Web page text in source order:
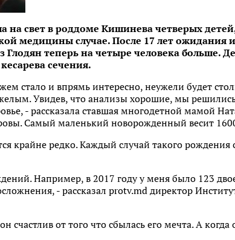
на свет в роддоме Кишинева четверых
медицины случае. После 17 лет ожидания
Глодян теперь на четыре человека больше.
сечения.
стало и впрямь интересно, неужели будет
Увидев, что анализы хорошие, мы
- рассказала ставшая многодетной мамой
Самый маленький новорожденный весит
крайне редко. Каждый случай такого рождения
Например, в 2017 году у меня было 123
- рассказал protv.md директор
счастлив от того что сбылась его мечта. А